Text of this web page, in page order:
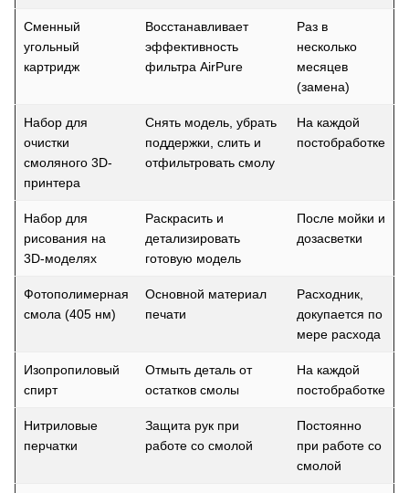
Сменный
угольный
картридж
Восстанавливает
эффективность
фильтра AirPure
Раз в
несколько
месяцев
(замена)
Набор для
очистки
смоляного 3D-
принтера
Снять модель, убрать
поддержки, слить и
отфильтровать смолу
На каждой
постобработке
Набор для
рисования на
3D-моделях
Раскрасить и
детализировать
готовую модель
После мойки и
дозасветки
Фотополимерная
смола (405 нм)
Основной материал
печати
Расходник,
докупается по
мере расхода
Изопропиловый
спирт
Отмыть деталь от
остатков смолы
На каждой
постобработке
Нитриловые
перчатки
Защита рук при
работе со смолой
Постоянно
при работе со
смолой